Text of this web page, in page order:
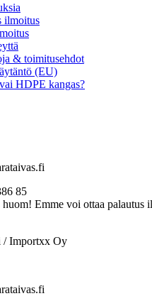
ilmoitus
& toimitusehdot
(EU)
HDPE kangas?
85
Emme voi ottaa palautus
/ Importxx Oy